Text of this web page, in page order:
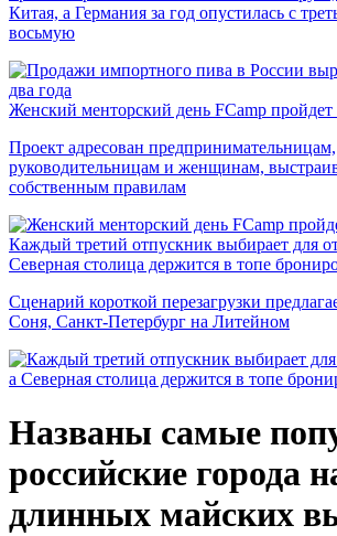
Китая, а Германия за год опустилась с
восьмую
Женский менторский день FCamp пройдет
Проект адресован предпринимательницам,
руководительницам и женщинам,
собственным правилам
Каждый третий отпускник выбирает для
Северная столица держится в топе
Сценарий короткой перезагрузки
Соня, Санкт-Петербург на Литейном
Названы самые
российские города
длинных майских